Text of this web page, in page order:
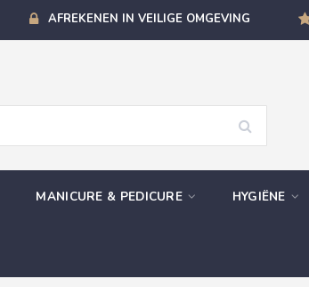
AFREKENEN IN VEILIGE OMGEVING
MANICURE & PEDICURE HYGIËNE